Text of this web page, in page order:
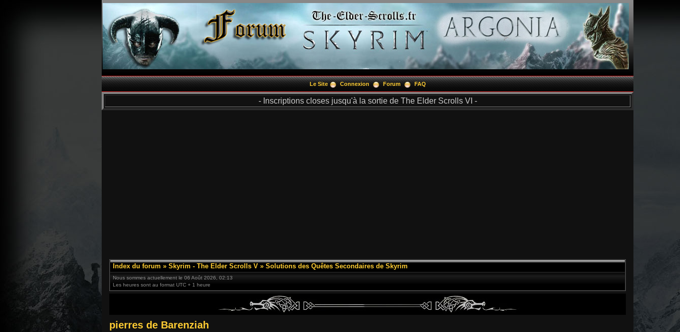
Le Site Connexion Forum FAQ
- Inscriptions closes jusqu'à la sortie de The Elder Scrolls VI -
Index du forum » Skyrim - The Elder Scrolls V » Solutions des Quêtes Secondaires de Skyrim
Nous sommes actuellement le 06 Août 2026, 02:13
Les heures sont au format UTC + 1 heure
pierres de Barenziah